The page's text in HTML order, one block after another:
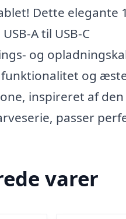
Dette elegante
A til USB-C
og
og
inspireret af den
passer
varer